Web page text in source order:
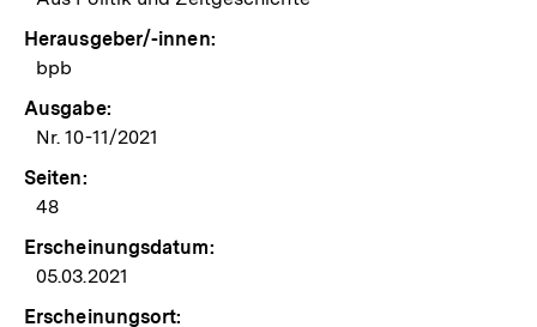
Herausgeber/-innen:
bpb
Ausgabe:
Nr. 10-11/2021
Seiten:
48
Erscheinungsdatum:
05.03.2021
Erscheinungsort: